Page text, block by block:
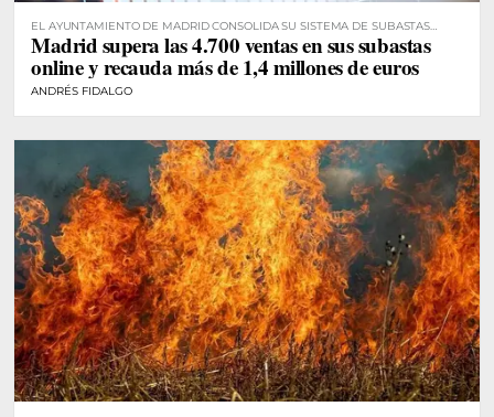
EL AYUNTAMIENTO DE MADRID CONSOLIDA SU SISTEMA DE SUBASTAS
DIGITALES
Madrid supera las 4.700 ventas en sus subastas
online y recauda más de 1,4 millones de euros
ANDRÉS FIDALGO